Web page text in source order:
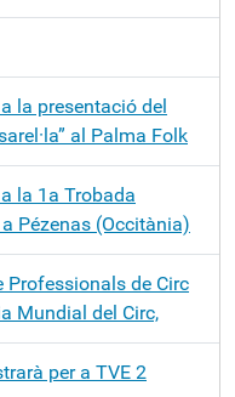
la presentació del
al Palma Folk
la 1a Trobada
Pézenas (Occitània)
Professionals de Circ
Mundial del Circ,
per a TVE 2